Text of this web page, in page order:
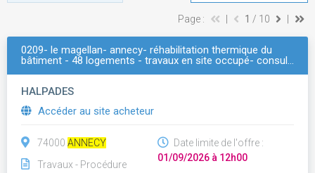
Page : 1 / 10
0209- le magellan- annecy- réhabilitation thermique du
bâtiment - 48 logements - travaux en site occupé- consul…
HALPADES
Accéder au site acheteur
74000 ANNECY
Travaux - Procédure
Date limite de l'offre :
01/09/2026 à 12h00